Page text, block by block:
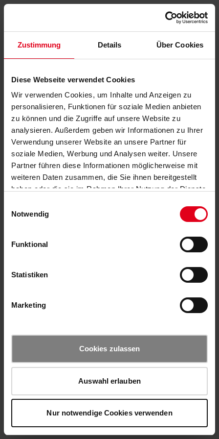
Zustimmung Details Über Cookies
Diese Webseite verwendet Cookies
Wir verwenden Cookies, um Inhalte und Anzeigen zu
personalisieren, Funktionen für soziale Medien anbieten
zu können und die Zugriffe auf unsere Website zu
analysieren. Außerdem geben wir Informationen zu Ihrer
Verwendung unserer Website an unsere Partner für
soziale Medien, Werbung und Analysen weiter. Unsere
Partner führen diese Informationen möglicherweise mit
weiteren Daten zusammen, die Sie ihnen bereitgestellt
haben oder die sie im Rahmen Ihrer Nutzung der Dienste
Notwendig
Funktional
Statistiken
Marketing
Cookies zulassen
Auswahl erlauben
Nur notwendige Cookies verwenden